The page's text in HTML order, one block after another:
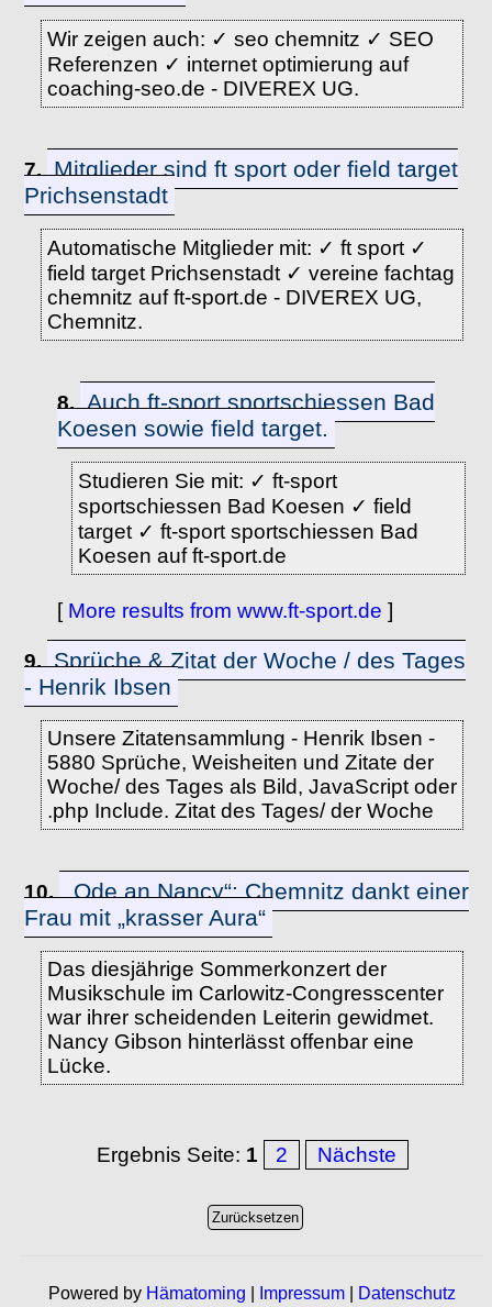
Wir zeigen auch: ✓ seo chemnitz ✓ SEO
Referenzen ✓ internet optimierung auf
coaching-seo.de - DIVEREX UG.
7. Mitglieder sind ft sport oder field target
Prichsenstadt
Automatische Mitglieder mit: ✓ ft sport ✓
field target Prichsenstadt ✓ vereine fachtag
chemnitz auf ft-sport.de - DIVEREX UG,
Chemnitz.
8. Auch ft-sport sportschiessen Bad
Koesen sowie field target.
Studieren Sie mit: ✓ ft-sport
sportschiessen Bad Koesen ✓ field
target ✓ ft-sport sportschiessen Bad
Koesen auf ft-sport.de
[ More results from www.ft-sport.de ]
9. Sprüche & Zitat der Woche / des Tages
- Henrik Ibsen
Unsere Zitatensammlung - Henrik Ibsen -
5880 Sprüche, Weisheiten und Zitate der
Woche/ des Tages als Bild, JavaScript oder
.php Include. Zitat des Tages/ der Woche
10. „Ode an Nancy“: Chemnitz dankt einer
Frau mit „krasser Aura“
Das diesjährige Sommerkonzert der
Musikschule im Carlowitz-Congresscenter
war ihrer scheidenden Leiterin gewidmet.
Nancy Gibson hinterlässt offenbar eine
Lücke.
Ergebnis Seite: 1 2 Nächste
Powered by Hämatoming Impressum Datenschutz